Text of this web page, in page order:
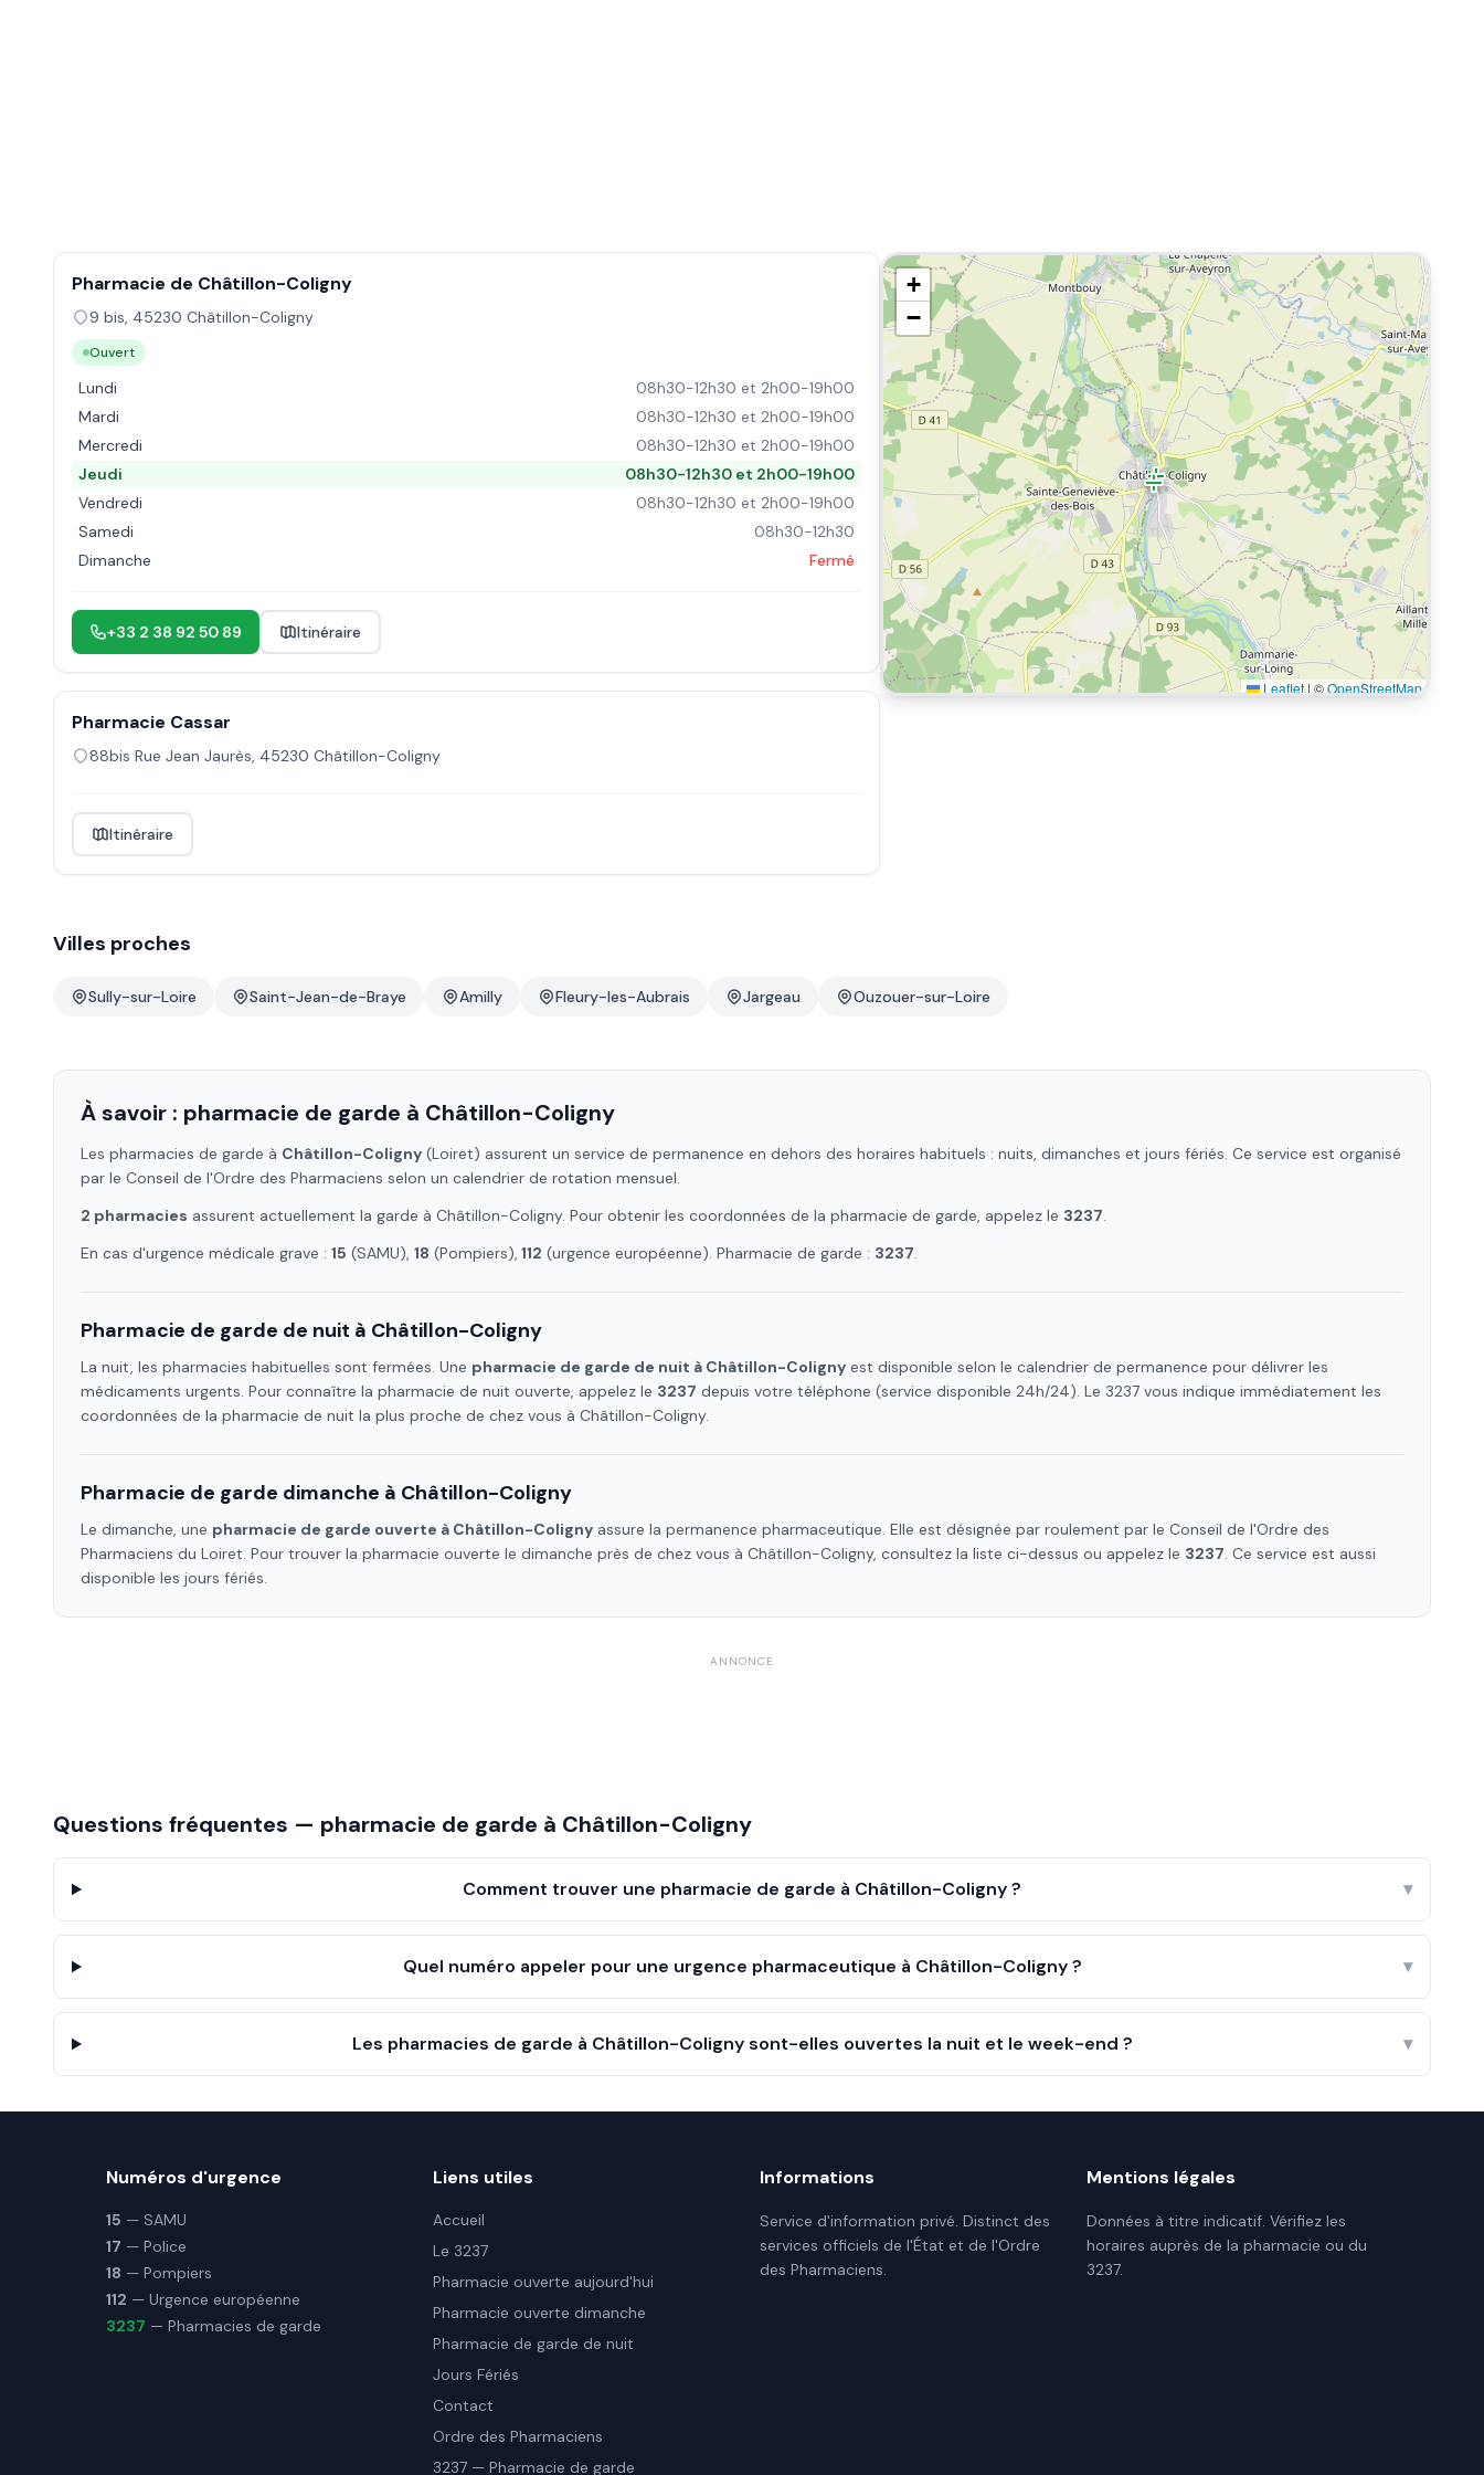
Pharmacie de Châtillon-Coligny
9 bis, 45230 Châtillon-Coligny
Ouvert
Lundi
08h30-12h30 et 2h00-19h00
Mardi
08h30-12h30 et 2h00-19h00
Mercredi
08h30-12h30 et 2h00-19h00
Jeudi
08h30-12h30 et 2h00-19h00
Vendredi
08h30-12h30 et 2h00-19h00
Samedi
08h30-12h30
Dimanche
Fermé
+33 2 38 92 50 89 Itinéraire
Pharmacie Cassar
88bis Rue Jean Jaurès, 45230 Châtillon-Coligny
Itinéraire
+
−
Leaflet | ©OpenStreetMap
Villes proches
Sully-sur-Loire Saint-Jean-de-Braye Amilly Fleury-les-Aubrais Jargeau Ouzouer-sur-Loire
À savoir : pharmacie de garde à Châtillon-Coligny
Les pharmacies de garde à Châtillon-Coligny (Loiret) assurent un service de permanence en dehors des horaires habituels : nuits, dimanches et jours fériés. Ce service est organisé
par le Conseil de l'Ordre des Pharmaciens selon un calendrier de rotation mensuel.
2 pharmacies assurent actuellement la garde à Châtillon-Coligny. Pour obtenir les coordonnées de la pharmacie de garde, appelez le 3237.
En cas d'urgence médicale grave : 15 (SAMU), 18 (Pompiers), 112 (urgence européenne). Pharmacie de garde : 3237.
Pharmacie de garde de nuit à Châtillon-Coligny
La nuit, les pharmacies habituelles sont fermées. Une pharmacie de garde de nuit à Châtillon-Coligny est disponible selon le calendrier de permanence pour délivrer les
médicaments urgents. Pour connaître la pharmacie de nuit ouverte, appelez le 3237 depuis votre téléphone (service disponible 24h/24). Le 3237 vous indique immédiatement les
coordonnées de la pharmacie de nuit la plus proche de chez vous à Châtillon-Coligny.
Pharmacie de garde dimanche à Châtillon-Coligny
Le dimanche, une pharmacie de garde ouverte à Châtillon-Coligny assure la permanence pharmaceutique. Elle est désignée par roulement par le Conseil de l'Ordre des
Pharmaciens du Loiret. Pour trouver la pharmacie ouverte le dimanche près de chez vous à Châtillon-Coligny, consultez la liste ci-dessus ou appelez le 3237. Ce service est aussi
disponible les jours fériés.
ANNONCE
Questions fréquentes — pharmacie de garde à Châtillon-Coligny
Comment trouver une pharmacie de garde à Châtillon-Coligny ? ▾
Quel numéro appeler pour une urgence pharmaceutique à Châtillon-Coligny ? ▾
Les pharmacies de garde à Châtillon-Coligny sont-elles ouvertes la nuit et le week-end ? ▾
Numéros d'urgence
15 — SAMU
17 — Police
18 — Pompiers
112 — Urgence européenne
3237 — Pharmacies de garde
Liens utiles
Accueil
Le 3237
Pharmacie ouverte aujourd'hui
Pharmacie ouverte dimanche
Pharmacie de garde de nuit
Jours Fériés
Contact
Ordre des Pharmaciens
3237 — Pharmacie de garde
Informations
Service d'information privé. Distinct des
services officiels de l'État et de l'Ordre
des Pharmaciens.
Mentions légales
Données à titre indicatif. Vérifiez les
horaires auprès de la pharmacie ou du
3237.